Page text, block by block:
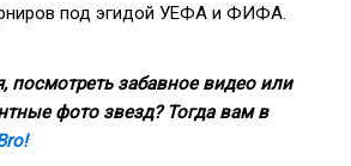
под эгидой УЕФА и ФИФА.
посмотреть забавное видео или
фото звезд? Тогда вам в